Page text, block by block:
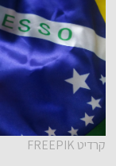
קרדיט FREEPIK